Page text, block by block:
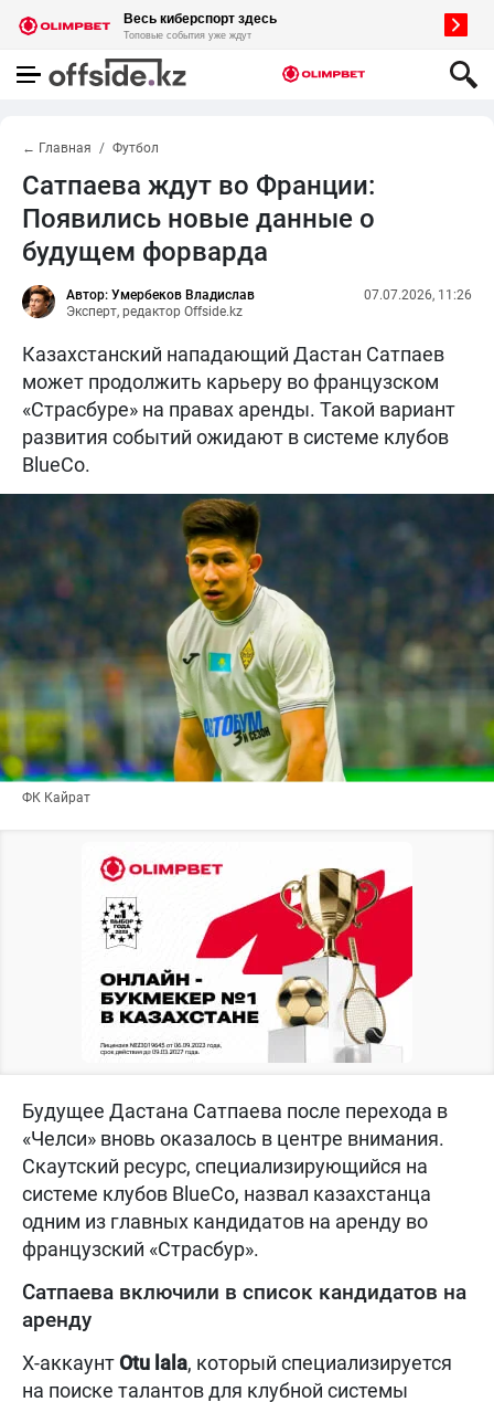
← Главная Футбол
Сатпаева ждут во Франции:
Появились новые данные о
будущем форварда
Автор: Умербеков Владислав
Эксперт, редактор Offside.kz
07.07.2026, 11:26
Казахстанский нападающий Дастан Сатпаев
может продолжить карьеру во французском
«Страсбуре» на правах аренды. Такой вариант
развития событий ожидают в системе клубов
BlueCo.
ФК Кайрат
Будущее Дастана Сатпаева после перехода в
«Челси» вновь оказалось в центре внимания.
Скаутский ресурс, специализирующийся на
системе клубов BlueCo, назвал казахстанца
одним из главных кандидатов на аренду во
французский «Страсбур».
Сатпаева включили в список кандидатов на
аренду
X-аккаунт Otu lala, который специализируется
на поиске талантов для клубной системы